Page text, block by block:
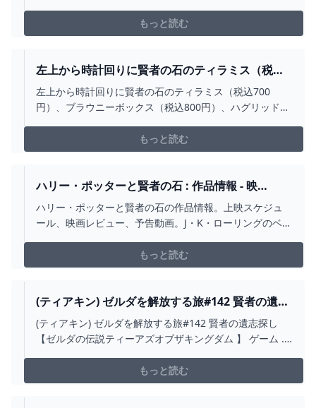
もっと読む
左上から時計回りに賢者の石のティラミス（税込
700円）、ブラウニーボックス（税込800円）、ハ
グリッドのバースデーチーズケーキ（税込900
円）。 - ハリポタ体験型施設はフードも充実！寮
別プレート、ヘドウィグやニフラーのデザートも
左上から時計回りに賢者の石のティラミス（税込700
円）、ブラウニーボックス（税込800円）、ハグリッドの
コレートムース（税込900円）。 - ハリポタ体験型施設は
フードも充実！寮別プレート、ヘドウィグやニフラーの
もっと読む
ハリー・ポッターと賢者の石 : 作品情報 - 映
画.COM
ハリー・ポッターと賢者の石の作品情報。上映スケジュ
ール、映画レビュー、予告動画。J・K・ローリングのベス
弾で、世界的大ヒットを記録したファンタ...
もっと読む
(ティアキン) ゼルダを解放する旅#142 賢者の遺志
探し 【ゼルダの伝説ティーアズオブザキングダム
】 - ニコニコ動画
(ティアキン) ゼルダを解放する旅#142 賢者の遺志探し
【ゼルダの伝説ティーアズオブザキングダム 】 ゲーム .
→https://twitter.com/gcmVHOAlNEqUVxO
もっと読む